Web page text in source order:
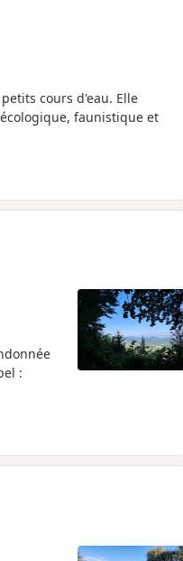
cours d'eau. Elle
faunistique et
: